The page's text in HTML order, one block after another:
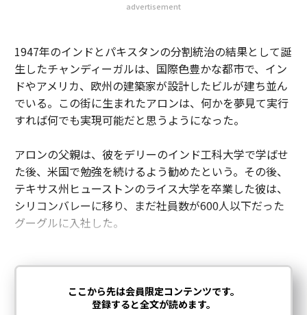
advertisement
1947年のインドとパキスタンの分割統治の結果として誕
生したチャンディーガルは、国際色豊かな都市で、イン
ドやアメリカ、欧州の建築家が設計したビルが建ち並ん
でいる。この街に生まれたアロンは、何かを夢見て実行
すれば何でも実現可能だと思うようになった。
アロンの父親は、彼をデリーのインド工科大学で学ばせ
た後、米国で勉強を続けるよう勧めたという。その後、
テキサス州ヒューストンのライス大学を卒業した彼は、
シリコンバレーに移り、まだ社員数が600人以下だった
グーグルに入社した。